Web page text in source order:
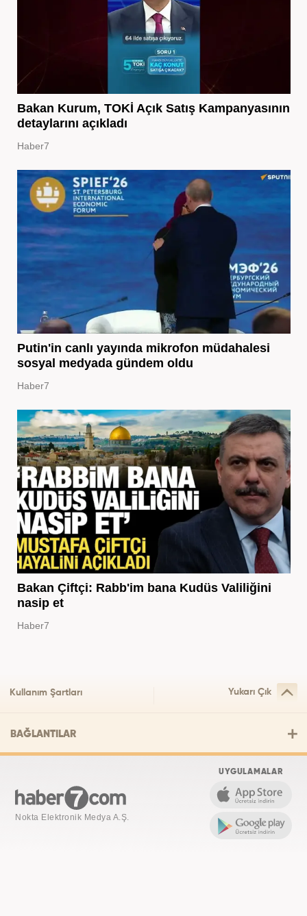
Bakan Kurum, TOKİ Açık Satış Kampanyasının
detaylarını açıkladı
Haber7
Putin'in canlı yayında mikrofon müdahalesi
sosyal medyada gündem oldu
Haber7
Bakan Çiftçi: Rabb'im bana Kudüs Valiliğini
nasip et
Haber7
Kullanım Şartları Yukarı Çık
BAĞLANTILAR
Nokta Elektronik Medya A.Ş.
UYGULAMALAR